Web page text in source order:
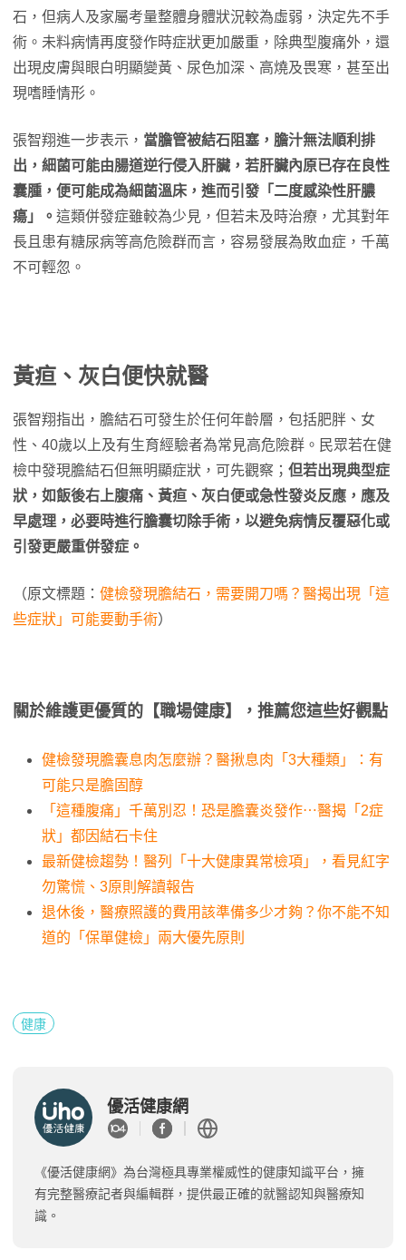
石，但病人及家屬考量整體身體狀況較為虛弱，決定先不手
術。未料病情再度發作時症狀更加嚴重，除典型腹痛外，還
出現皮膚與眼白明顯變黃、尿色加深、高燒及畏寒，甚至出
現嗜睡情形。
張智翔進一步表示， 當膽管被結石阻塞，膽汁無法順利排
出，細菌可能由腸道逆行侵入肝臟，若肝臟內原已存在良性
囊腫，便可能成為細菌溫床，進而引發「二度感染性肝膿
瘍」。 這類併發症雖較為少見，但若未及時治療，尤其對年
長且患有糖尿病等高危險群而言，容易發展為敗血症，千萬
不可輕忽。
黃疸、灰白便快就醫
張智翔指出，膽結石可發生於任何年齡層，包括肥胖、女
性、40歲以上及有生育經驗者為常見高危險群。民眾若在健
檢中發現膽結石但無明顯症狀，可先觀察； 但若出現典型症
狀，如飯後右上腹痛、黃疸、灰白便或急性發炎反應，應及
早處理，必要時進行膽囊切除手術，以避免病情反覆惡化或
引發更嚴重併發症。
（原文標題： 健檢發現膽結石，需要開刀嗎？醫揭出現「這
些症狀」可能要動手術）
關於維護更優質的【職場健康】，推薦您這些好觀點
健檢發現膽囊息肉怎麼辦？醫揪息肉「3大種類」：有
可能只是膽固醇
「這種腹痛」千萬別忍！恐是膽囊炎發作⋯醫揭「2症
狀」都因結石卡住
最新健檢趨勢！醫列「十大健康異常檢項」，看見紅字
勿驚慌、3原則解讀報告
退休後，醫療照護的費用該準備多少才夠？你不能不知
道的「保單健檢」兩大優先原則
健康
優活健康網
《優活健康網》為台灣極具專業權威性的健康知識平台，擁
有完整醫療記者與編輯群，提供最正確的就醫認知與醫療知
識。